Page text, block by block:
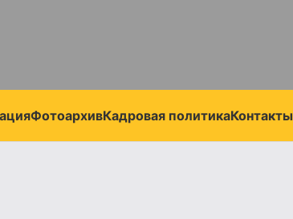
ФотоархивКадровая политикаКонтакты